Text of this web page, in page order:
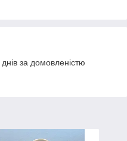
за домовленістю